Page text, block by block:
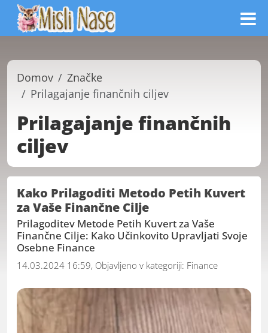
Domov
Značke
Prilagajanje finančnih ciljev
Prilagajanje finančnih
ciljev
Kako Prilagoditi Metodo Petih Kuvert
za Vaše Finančne Cilje
Prilagoditev Metode Petih Kuvert za Vaše
Finančne Cilje: Kako Učinkovito Upravljati Svoje
Osebne Finance
14.03.2024 16:59, Objavljeno v kategoriji: Finance